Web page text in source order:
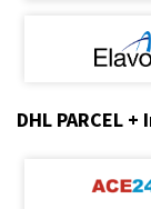
DHL PARCEL